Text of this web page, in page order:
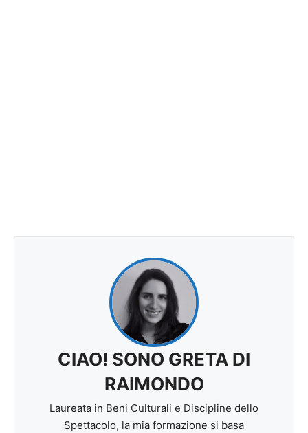
CIAO! SONO GRETA DI
RAIMONDO
Laureata in Beni Culturali e Discipline dello
Spettacolo, la mia formazione si basa